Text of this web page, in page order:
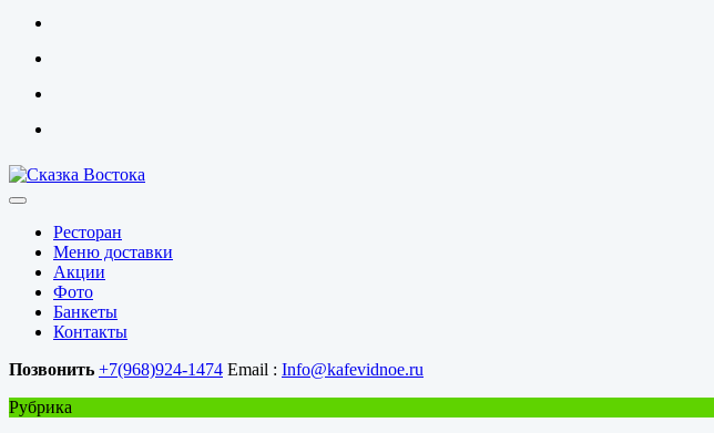
Ресторан
Меню доставки
Акции
Фото
Банкеты
Контакты
Позвонить +7(968)924-1474 Email : Info@kafevidnoe.ru
Рубрика